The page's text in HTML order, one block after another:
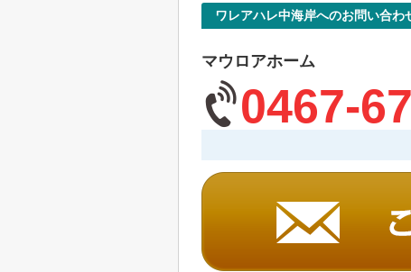
ワレアハレ中海岸へのお問い合わ
マウロアホーム
0467-